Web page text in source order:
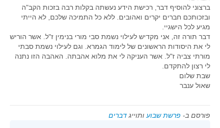
ברצוני להוסיף דבר, רכישת הידע נעשתה בקלות רבה בזכות הקב"ה
ובזכותכם חברים יקרים ואהובים. ללא כל התמיכה שלכם, לא הייתי
מגיע לכל הישגיי.
דבר תורה זה, אני מקדיש לעילוי נשמת סבי מורי בנימין ז"ל. אשר הוריש
לי את היסודות הראשונים של לימוד הגמרא. וגם לעילוי נשמת סבתי
מורתי צביה ז"ל. אשר העניקה לי את מלוא אהבתה. האהבה הזו נתנה
לי רצון להתקדם.
שבת שלום
שאול ענבר
פורסם ב- פרשת שבוע ותוייגדברים